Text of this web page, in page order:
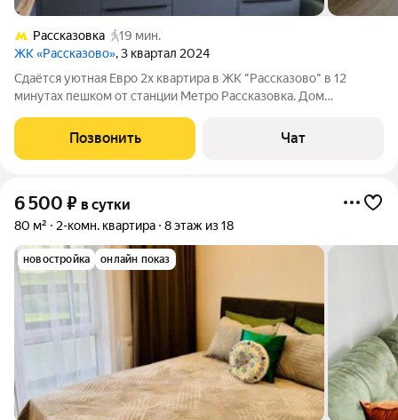
Рассказовка
19 мин.
ЖК «Рассказово», 3 квартал 2024
Сдаётся уютная Евро 2х квартира в ЖК "Рассказово" в 12
минутах пешком от станции Метро Рассказовка. Дом
Боровский и Ульяновский лесопарки - отсюда в ЖК Рассказово
идёт свежий и чистый воздух. Нa
Позвонить Чат
6 500 ₽ в сутки
80 м² 2-комн. квартира 8 этаж из 18
новостройка онлайн показ